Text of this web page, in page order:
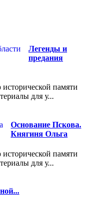
Легенды и
предания
памяти
для у...
Основание Пскова.
Княгиня Ольга
памяти
для у...